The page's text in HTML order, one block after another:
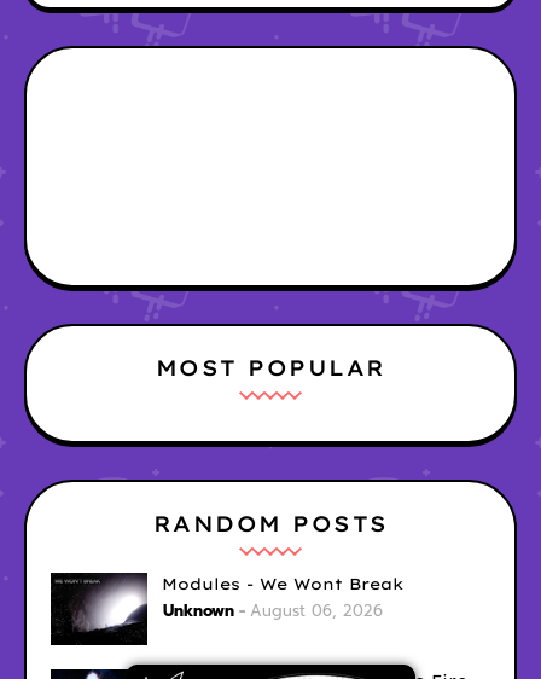
MOST POPULAR
RANDOM POSTS
Modules - We Wont Break
Unknown August 06, 2026